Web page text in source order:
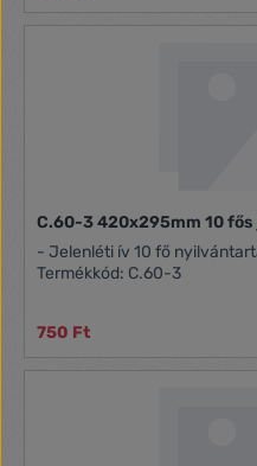
C.60-3 420x295mm 10
- Jelenléti ív 10 fő
Termékkód: C.60-3
750 Ft